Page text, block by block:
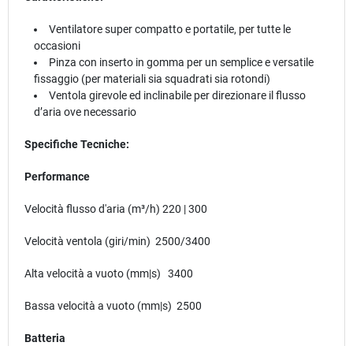
Ventilatore super compatto e portatile, per tutte le
occasioni
Pinza con inserto in gomma per un semplice e versatile
fissaggio (per materiali sia squadrati sia rotondi)
Ventola girevole ed inclinabile per direzionare il flusso
d’aria ove necessario
Specifiche Tecniche:
Performance
Velocità flusso d'aria (m³/h) 220 | 300
Velocità ventola (giri/min) 2500/3400
Alta velocità a vuoto (mm|s) 3400
Bassa velocità a vuoto (mm|s) 2500
Batteria